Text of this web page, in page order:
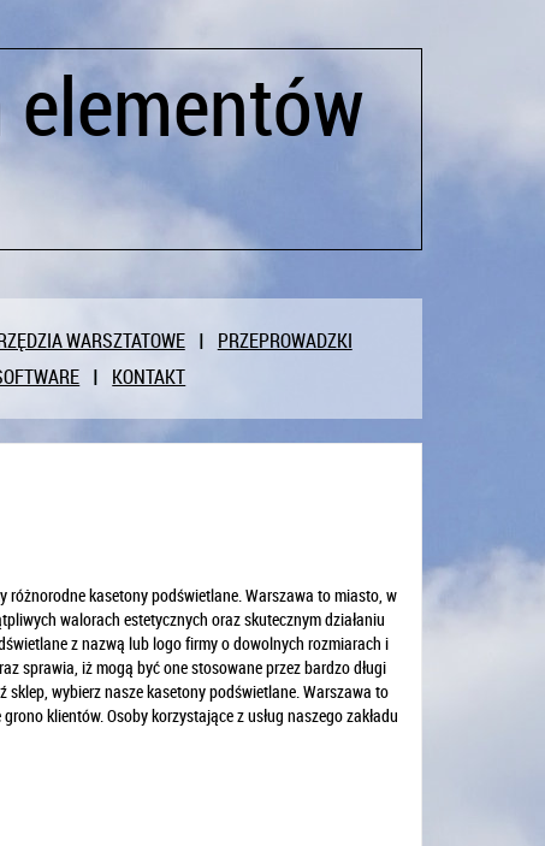
WARSZTATOWE
PRZEPROWADZKI
KONTAKT
różnorodne kasetony podświetlane. Warszawa to miasto, w
walorach estetycznych oraz skutecznym działaniu
z nazwą lub logo firmy o dowolnych rozmiarach i
sprawia, iż mogą być one stosowane przez bardzo długi
wybierz nasze kasetony podświetlane. Warszawa to
klientów. Osoby korzystające z usług naszego zakładu